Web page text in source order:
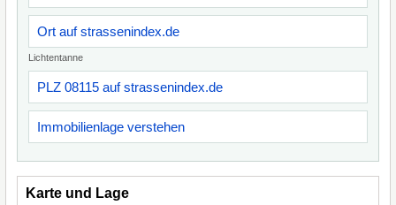
Ort auf strassenindex.de
Lichtentanne
PLZ 08115 auf strassenindex.de
Immobilienlage verstehen
Karte und Lage